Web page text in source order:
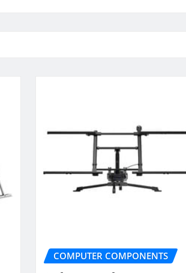
COMPUTER COMPONENTS